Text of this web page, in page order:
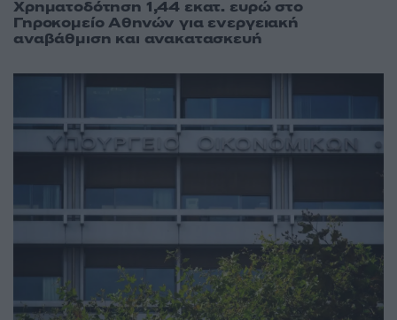
Χρηματοδότηση 1,44 εκατ. ευρώ στο
Γηροκομείο Αθηνών για ενεργειακή
αναβάθμιση και ανακατασκευή